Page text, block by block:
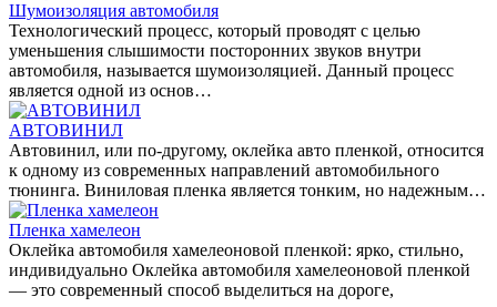
Шумоизоляция автомобиля
Технологический процесс, который проводят с целью
уменьшения слышимости посторонних звуков внутри
автомобиля, называется шумоизоляцией. Данный процесс
является одной из основ…
АВТОВИНИЛ
Автовинил, или по-другому, оклейка авто пленкой, относится
к одному из современных направлений автомобильного
тюнинга. Виниловая пленка является тонким, но надежным…
Пленка хамелеон
Оклейка автомобиля хамелеоновой пленкой: ярко, стильно,
индивидуально Оклейка автомобиля хамелеоновой пленкой
— это современный способ выделиться на дороге,